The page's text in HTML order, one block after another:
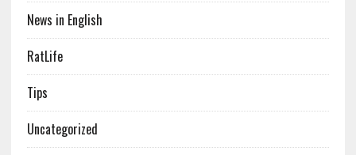
News in English
RatLife
Tips
Uncategorized